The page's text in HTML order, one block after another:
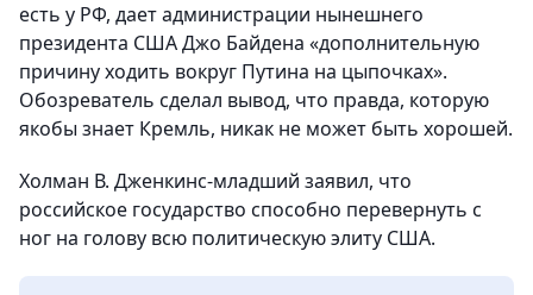
есть у РФ, дает администрации нынешнего
президента США Джо Байдена «дополнительную
причину ходить вокруг Путина на цыпочках».
Обозреватель сделал вывод, что правда, которую
якобы знает Кремль, никак не может быть хорошей.
Холман В. Дженкинс-младший заявил, что
российское государство способно перевернуть с
ног на голову всю политическую элиту США.